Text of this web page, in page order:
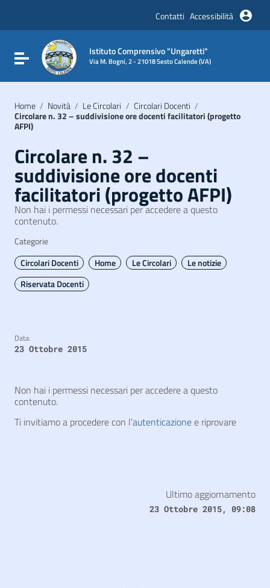
Vai al footer
Contatti Accessibilità
Attiva / disattiva la navigazione
Istituto Comprensivo "Ungaretti"
Via M. Bogni, 2 - 21018 Sesto Calende (VA)
Home / Novità / Le Circolari / Circolari Docenti /
Circolare n. 32 – suddivisione ore docenti facilitatori (progetto
AFPI)
Circolare n. 32 –
suddivisione ore docenti
facilitatori (progetto AFPI)
Non hai i permessi necessari per accedere a questo
contenuto.
Categorie
Circolari Docenti
Home Le Circolari
Le notizie
Riservata Docenti
Data:
23 Ottobre 2015
Non hai i permessi necessari per accedere a questo
contenuto.
Ti invitiamo a procedere con l’autenticazionee riprovare
Ultimo aggiornamento
23 Ottobre 2015, 09:08